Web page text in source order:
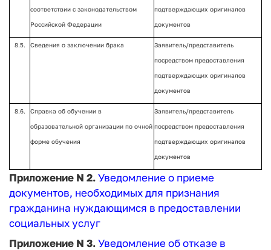
соответствии с законодательством
Российской Федерации
подтверждающих оригиналов
документов
8.5. Сведения о заключении брака Заявитель/представитель
посредством предоставления
подтверждающих оригиналов
документов
8.6. Справка об обучении в
образовательной организации по очной
форме обучения
Заявитель/представитель
посредством предоставления
подтверждающих оригиналов
документов
Приложение N 2.Уведомление о приеме
документов, необходимых для признания
гражданина нуждающимся в предоставлении
социальных услуг
Приложение N 3.Уведомление об отказе в